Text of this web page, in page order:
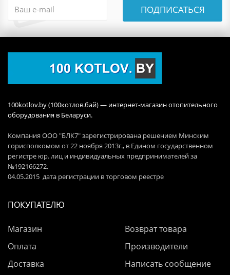
ПОДПИСАТЬСЯ
100kotlov.by (100котлов.бай) — интернет-магазин отопительного
оборудования в Беларуси.
Компания ООО "БЛК7" зарегистрирована решением Минским
горисполкомом от 22 ноября 2013г., в Едином государственном
регистре юр. лиц и индивидуальных предпринимателей за
№192166272.
04.05.2015 дата регистрации в торговом реестре
ПОКУПАТЕЛЮ
Магазин
Оплата
Доставка
Возврат товара
Производители
Написать сообщение